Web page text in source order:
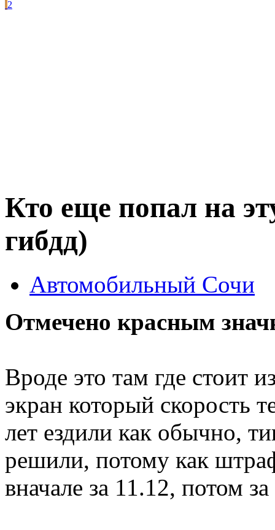
2
Кто еще попал на
гибдд)
Автомобильный Сочи
Отмечено красным
Вроде это там где стоит
экран который скорость
лет ездили как обычно,
решили, потому как
вначале за 11.12, потом